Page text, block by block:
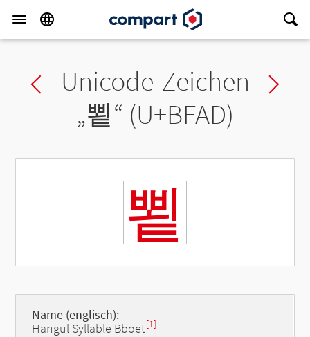
Previous char
Unicode-Zeichen
„뾭“ (U+BFAD)
뾭
Name (englisch):
Hangul Syllable Bboet[1]